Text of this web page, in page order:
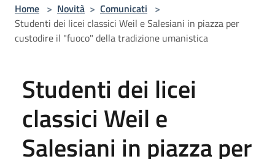
Home > Novità > Comunicati >
Studenti dei licei classici Weil e Salesiani in piazza per
custodire il "fuoco" della tradizione umanistica
Studenti dei licei
classici Weil e
Salesiani in piazza per